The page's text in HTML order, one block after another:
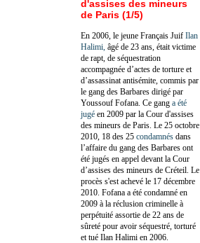
d'assises des mineurs
de Paris (1/5)
En 2006, le jeune Français Juif Ilan
Halimi, âgé de 23 ans, était victime
de rapt, de séquestration
accompagnée d’actes de torture et
d’assassinat antisémite, commis par
le gang des Barbares dirigé par
Youssouf Fofana. Ce gang a été
jugé en 2009 par la Cour d'assises
des mineurs de Paris. Le 25 octobre
2010, 18 des 25 condamnés dans
l’affaire du gang des Barbares ont
été jugés en appel devant la Cour
d’assises des mineurs de Créteil. Le
procès s'est achevé le 17 décembre
2010. Fofana a été condamné en
2009 à la réclusion criminelle à
perpétuité assortie de 22 ans de
sûreté pour avoir séquestré, torturé
et tué Ilan Halimi en 2006.